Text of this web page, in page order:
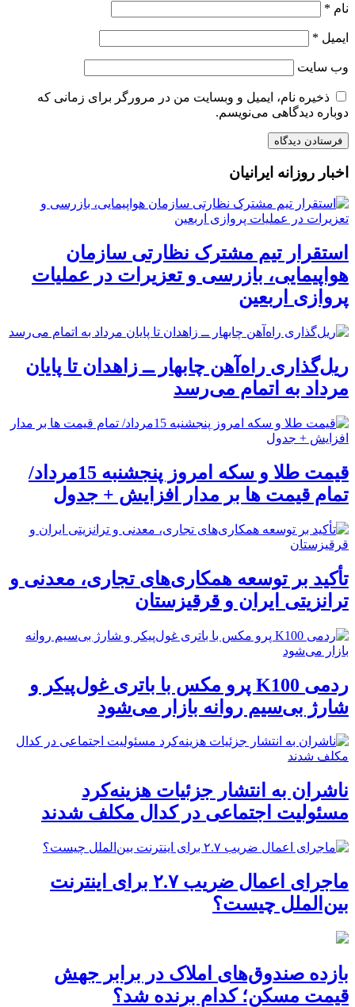
نام *
ایمیل *
وب‌ سایت
ذخیره نام، ایمیل و وبسایت من در مرورگر برای زمانی که
دوباره دیدگاهی می‌نویسم.
اخبار روزانه ایرانیان
استقرار تیم مشترک نظارتی سازمان
هواپیمایی، بازرسی و تعزیرات در عملیات
پروازی اربعین
ریل‌گذاری راه‌آهن چابهار ــ زاهدان تا پایان
مرداد به اتمام می‌رسد
قیمت طلا و سکه امروز پنجشنبه 15مرداد/
تمام قیمت ها بر مدار افزایش + جدول
تأکید بر توسعه همکاری‌های تجاری، معدنی و
ترانزیتی ایران و قرقیزستان
ردمی K100 پرو مکس با باتری غول‌پیکر و
شارژ بی‌سیم روانه بازار می‌شود
ناشران به انتشار جزئیات هزینه‌کرد
مسئولیت اجتماعی در کدال مکلف شدند
ماجرای اعمال ضریب ۲.۷ برای اینترنت
بین‌الملل چیست؟
بازده صندوق‌های املاک در برابر جهش
قیمت مسکن؛ کدام برنده شد؟